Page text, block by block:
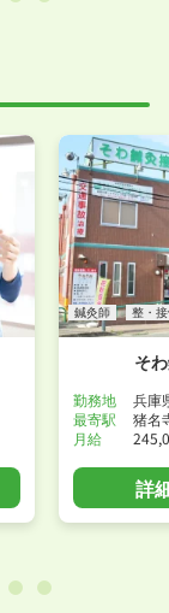
鍼灸師 整・
そ
勤務地
兵庫
最寄駅
猪名
月給
詳